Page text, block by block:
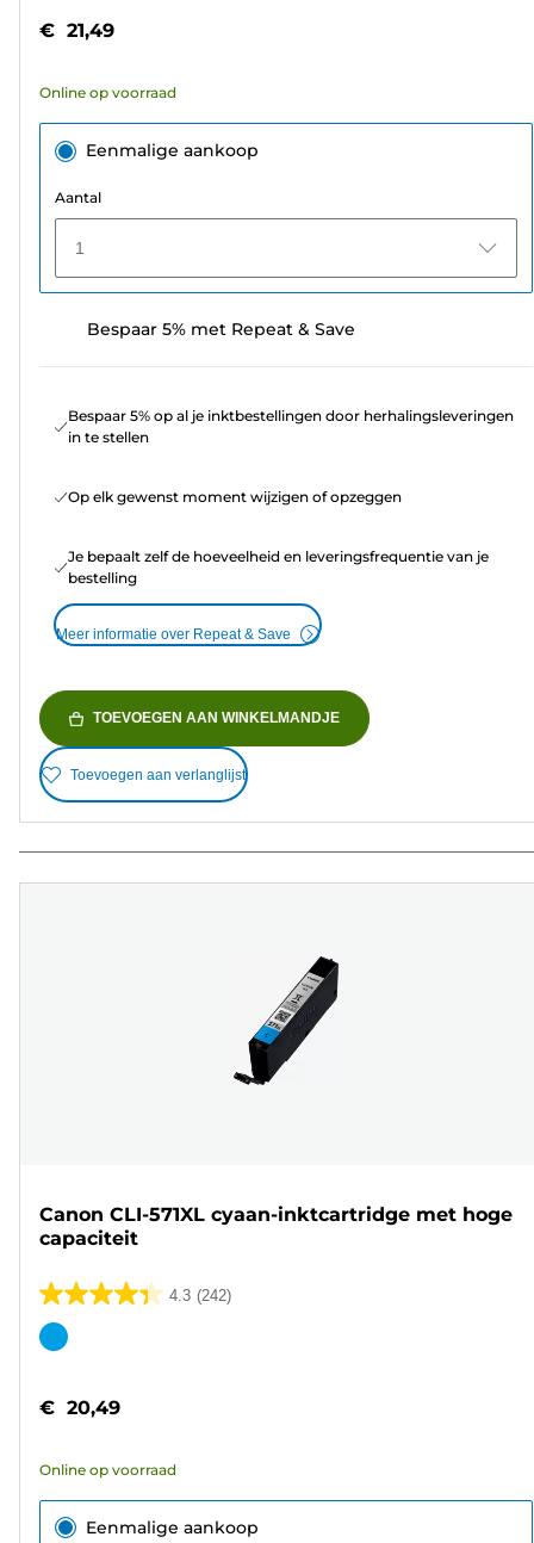
sterren.
beoordelingen
€ 21,49
Online op voorraad
Eenmalige aankoop
Aantal
1
Bespaar 5% met Repeat & Save
Bespaar 5% op al je inktbestellingen door herhalingsleveringen
in te stellen
Op elk gewenst moment wijzigen of opzeggen
Je bepaalt zelf de hoeveelheid en leveringsfrequentie van je
bestelling
Meer informatie over Repeat & Save
TOEVOEGEN AAN WINKELMANDJE
Toevoegen aan verlanglijst
Canon CLI-571XL cyaan-inktcartridge met hoge
capaciteit
4.3 (242)
4.3
van
sterren.
beoordelingen
Kleurencartridge
€ 20,49
Online op voorraad
Eenmalige aankoop